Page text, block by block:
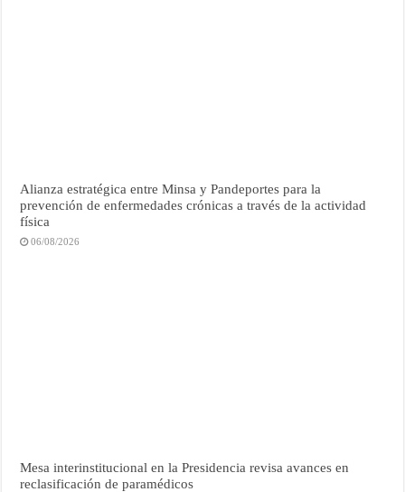
Alianza estratégica entre Minsa y Pandeportes para la
prevención de enfermedades crónicas a través de la actividad
física
06/08/2026
Mesa interinstitucional en la Presidencia revisa avances en
reclasificación de paramédicos